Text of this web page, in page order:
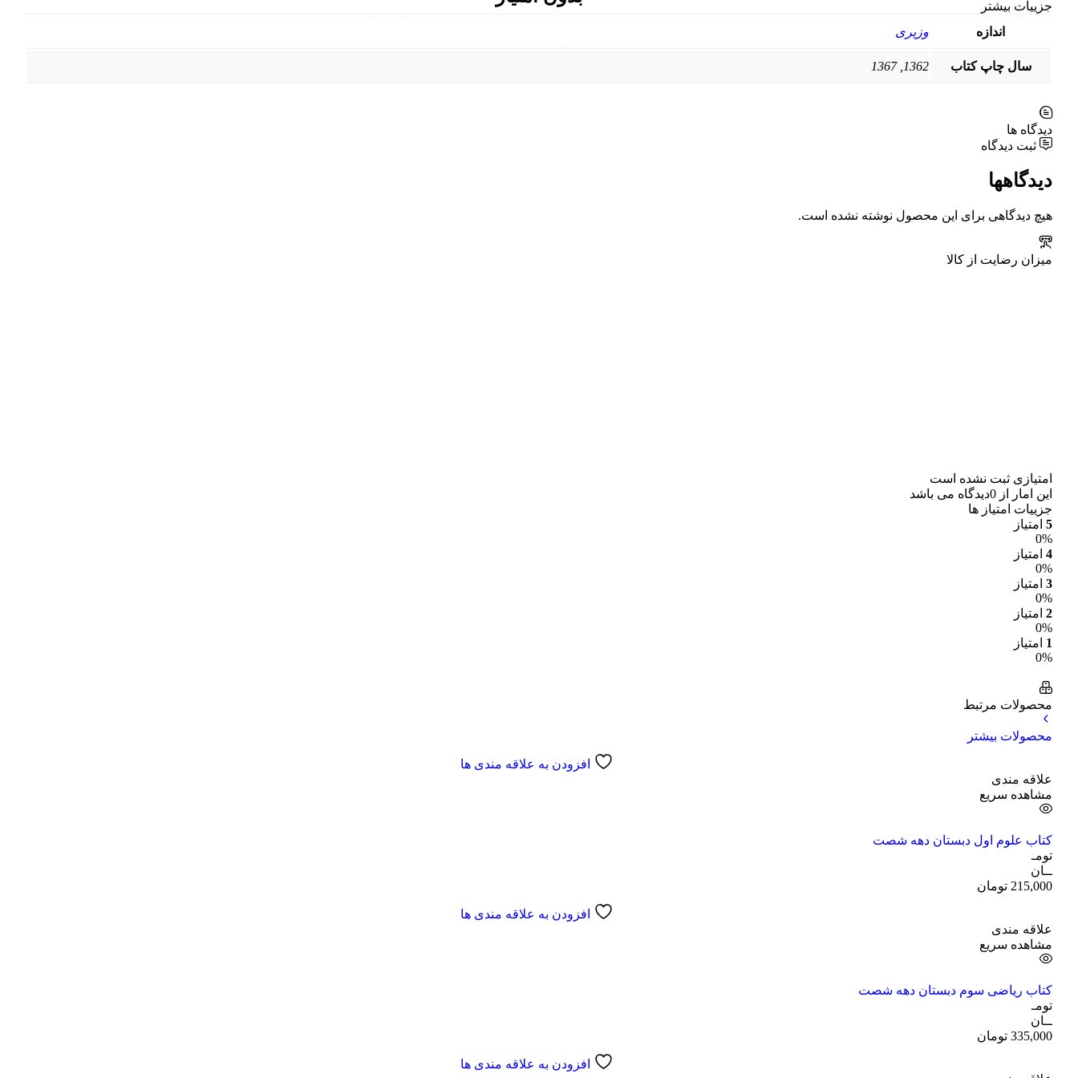
جزییات بیشتر
اندازه
وزیری
سال چاپ کتاب 1362, 1367
دیدگاه ها
ثبت دیدگاه
دیدگاهها
هیچ دیدگاهی برای این محصول نوشته نشده است.
میزان رضایت از کالا
امتیازی ثبت نشده است
این امار از 0دیدگاه می باشد
جزییات امتیاز ها
5 امتیاز
0%
4 امتیاز
0%
3 امتیاز
0%
2 امتیاز
0%
1 امتیاز
0%
محصولات مرتبط
محصولات بیشتر
افزودن به علاقه مندی ها
علاقه مندی
مشاهده سریع
کتاب علوم اول دبستان دهه شصت
تومـ
ــان
215,000 تومان
افزودن به علاقه مندی ها
علاقه مندی
مشاهده سریع
کتاب ریاضی سوم دبستان دهه شصت
تومـ
ــان
335,000 تومان
افزودن به علاقه مندی ها